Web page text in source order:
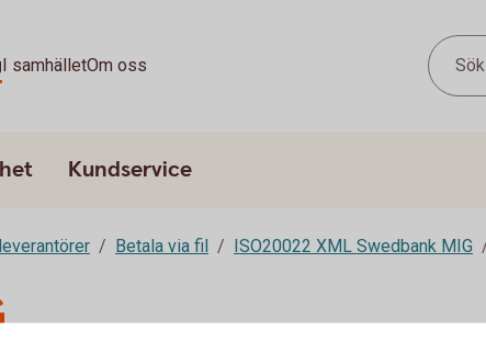
I samhälletOm oss Sök
Kundservice
Betala via fil ISO20022 XML Swedbank MIG